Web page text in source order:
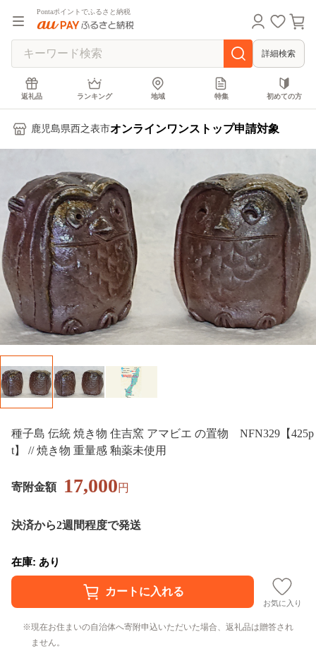
Pontaポイントでふるさと納税
詳細検索
返礼品 ランキング 地域 特集 初めての方
鹿児島県西之表市オンラインワンストップ申請対象
種子島 伝統 焼き物 住吉窯 アマビエ の置物 NFN329【425p
t】 // 焼き物 重量感 釉薬未使用
寄附金額 17,000円
決済から2週間程度で発送
在庫: あり
お気に入り
現在お住まいの自治体へ寄附申込いただいた場合、返礼品は贈答され
ません。